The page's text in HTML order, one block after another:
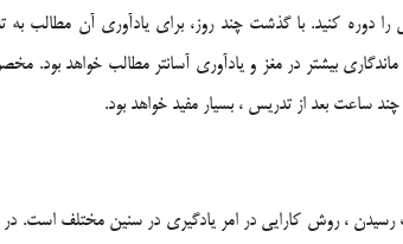
دوره كنيد. با گذشت چند روز، براي يادآوري آن مطالب به
بيشتر در مغز و يادآوري آسانتر مطالب خواهد بود.
بعد از تدريس ، بسيار مفيد خواهد بود.
، روش كارايي در امر يادگيري در سنين مختلف است. در